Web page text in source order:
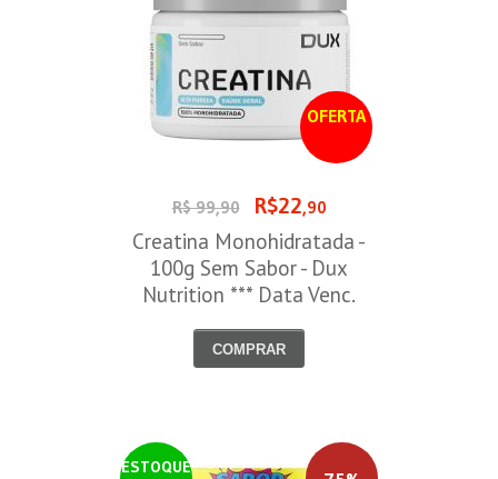
OFERTA
R$ 99,90 R$22,90
Creatina Monohidratada -
100g Sem Sabor - Dux
Nutrition *** Data Venc.
COMPRAR
ESTOQUE